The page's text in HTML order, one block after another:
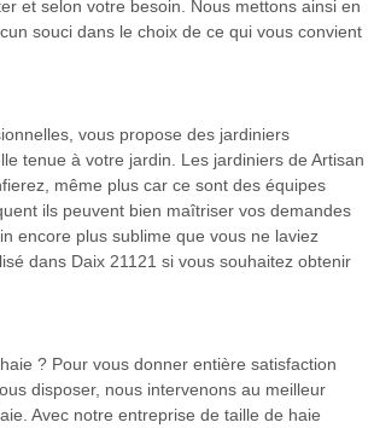
et selon votre besoin. Nous mettons ainsi en
souci dans le choix de ce qui vous convient
vous propose des jardiniers
tenue à votre jardin. Les jardiniers de Artisan
même plus car ce sont des équipes
ils peuvent bien maîtriser vos demandes
encore plus sublime que vous ne laviez
dans Daix 21121 si vous souhaitez obtenir
? Pour vous donner entière satisfaction
disposer, nous intervenons au meilleur
Avec notre entreprise de taille de haie